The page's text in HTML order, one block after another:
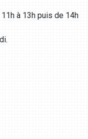
à 13h puis de 14h